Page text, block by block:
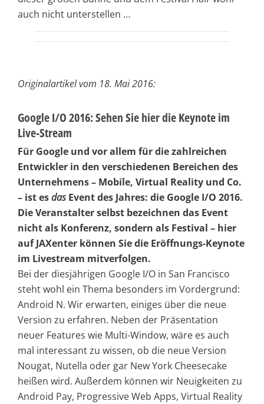
auch nicht unterstellen …
Originalartikel vom 18. Mai 2016:
Google I/O 2016: Sehen Sie hier die Keynote im
Live-Stream
Für Google und vor allem für die zahlreichen
Entwickler in den verschiedenen Bereichen des
Unternehmens – Mobile, Virtual Reality und Co.
– ist esdasEvent des Jahres: die Google I/O 2016.
Die Veranstalter selbst bezeichnen das Event
nicht als Konferenz, sondern als Festival – hier
auf JAXenter können Sie die Eröffnungs-Keynote
im Livestream mitverfolgen.
Bei der diesjährigen Google I/O in San Francisco
steht wohl ein Thema besonders im Vordergrund:
Android N. Wir erwarten, einiges über die neue
Version zu erfahren. Neben der Präsentation
neuer Features wie Multi-Window, wäre es auch
mal interessant zu wissen, ob die neue Version
Nougat, Nutella oder gar New York Cheesecake
heißen wird. Außerdem können wir Neuigkeiten zu
Android Pay, Progressive Web Apps, Virtual Reality